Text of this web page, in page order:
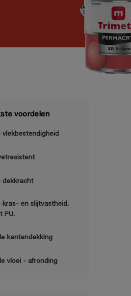
voordelen
vlekbestendigheid
dekkracht
kras- en slijtvastheid.
PU.
kantendekking
vloei - afronding